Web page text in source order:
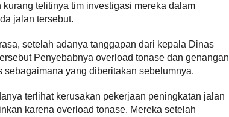
telitinya tim investigasi mereka dalam
jalan tersebut.
setelah adanya tanggapan dari kepala Dinas
Penyebabnya overload tonase dan genangan
yang diberitakan sebelumnya.
terlihat kerusakan pekerjaan peningkatan jalan
karena overload tonase. Mereka setelah